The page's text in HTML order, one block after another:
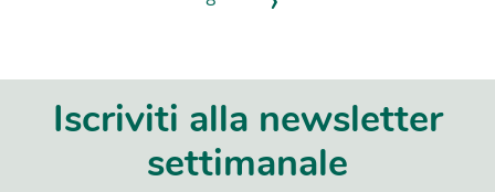
Iscriviti alla newsletter
settimanale